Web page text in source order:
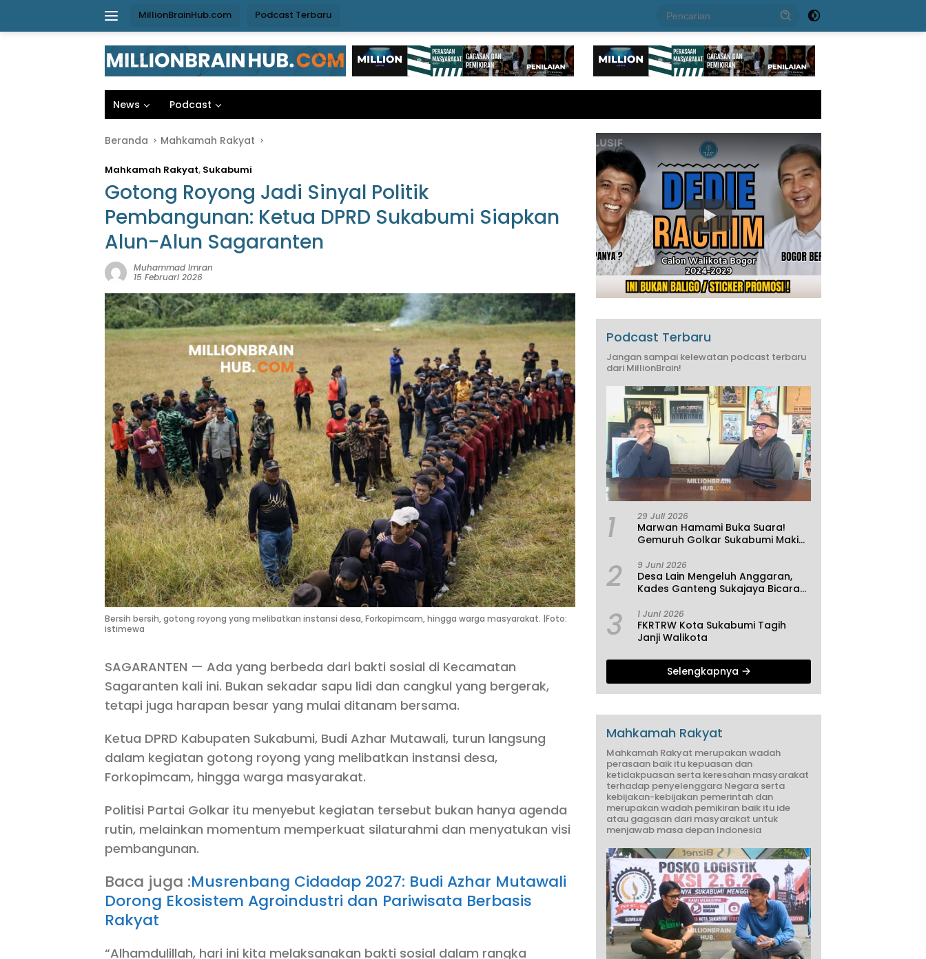
MillionBrainHub.com Podcast Terbaru
News Podcast
Beranda Mahkamah Rakyat
Mahkamah Rakyat, Sukabumi
Gotong Royong Jadi Sinyal Politik
Pembangunan: Ketua DPRD Sukabumi Siapkan
Alun-Alun Sagaranten
Muhammad Imran
15 Februari 2026
Bersih bersih, gotong royong yang melibatkan instansi desa, Forkopimcam, hingga warga masyarakat. |Foto:
istimewa
SAGARANTEN — Ada yang berbeda dari bakti sosial di Kecamatan
Sagaranten kali ini. Bukan sekadar sapu lidi dan cangkul yang bergerak,
tetapi juga harapan besar yang mulai ditanam bersama.
Ketua DPRD Kabupaten Sukabumi, Budi Azhar Mutawali, turun langsung
dalam kegiatan gotong royong yang melibatkan instansi desa,
Forkopimcam, hingga warga masyarakat.
Politisi Partai Golkar itu menyebut kegiatan tersebut bukan hanya agenda
rutin, melainkan momentum memperkuat silaturahmi dan menyatukan visi
pembangunan.
Baca juga :Musrenbang Cidadap 2027: Budi Azhar Mutawali
Dorong Ekosistem Agroindustri dan Pariwisata Berbasis
Rakyat
“Alhamdulillah, hari ini kita melaksanakan bakti sosial dalam rangka
Podcast Terbaru
Jangan sampai kelewatan podcast terbaru
dari MillionBrain!
1 29 Juli 2026
Marwan Hamami Buka Suara!
Gemuruh Golkar Sukabumi Makin
Demokrasi yang Sedang Dikunci?
2 9 Juni 2026
Desa Lain Mengeluh Anggaran,
Kades Ganteng Sukajaya Bicara
3 1 Juni 2026
FKRTRW Kota Sukabumi Tagih
Janji Walikota
Selengkapnya
Mahkamah Rakyat
Mahkamah Rakyat merupakan wadah
perasaan baik itu kepuasan dan
ketidakpuasan serta keresahan masyarakat
terhadap penyelenggara Negara serta
kebijakan-kebijakan pemerintah dan
merupakan wadah pemikiran baik itu ide
atau gagasan dari masyarakat untuk
menjawab masa depan Indonesia